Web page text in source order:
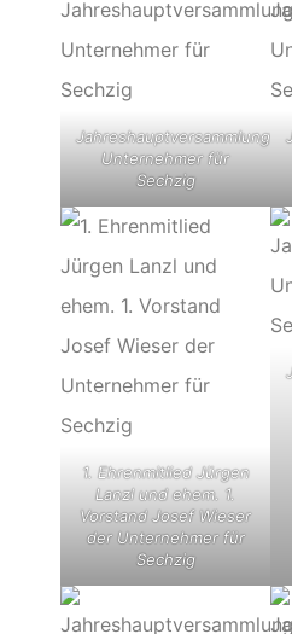
Jahreshauptversammlung
Unternehmer für
Sechzig
1. Ehrenmitlied Jürgen
Lanzl und ehem. 1.
Vorstand Josef Wieser
der Unternehmer für
Sechzig